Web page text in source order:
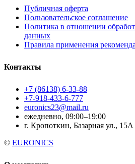
Публичная оферта
Пользовательское соглашение
Политика в отношении
данных
Правила применения
Контакты
+7 (86138) 6-33-88
+7-918-433-6-777
euronics23@mail.ru
ежедневно, 09:00–19:00
г. Кропоткин, Базарная ул.,
© EURONICS